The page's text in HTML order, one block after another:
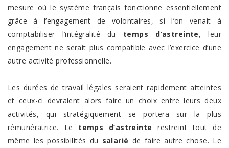
mesure où le système français fonctionne essentiellement
grâce à l’engagement de volontaires, si l’on venait à
comptabiliser l’intégralité du temps d’astreinte, leur
engagement ne serait plus compatible avec l’exercice d’une
autre activité professionnelle.
Les durées de travail légales seraient rapidement atteintes
et ceux-ci devraient alors faire un choix entre leurs deux
activités, qui stratégiquement se portera sur la plus
rémunératrice. Le temps d’astreinte restreint tout de
même les possibilités du salarié de faire autre chose. Le